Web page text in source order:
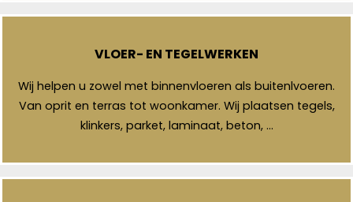
VLOER- EN TEGELWERKEN
Wij helpen u zowel met binnenvloeren als buitenlvoeren.
Van oprit en terras tot woonkamer. Wij plaatsen tegels,
klinkers, parket, laminaat, beton, …